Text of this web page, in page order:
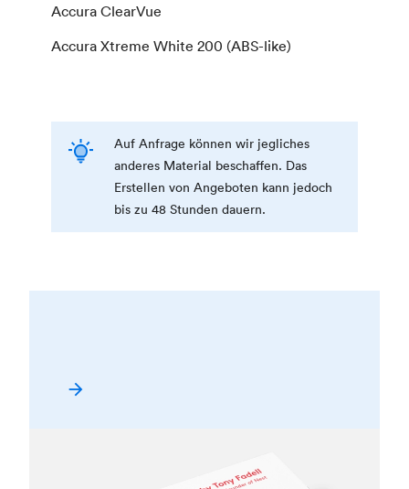
Accura ClearVue
Accura Xtreme White 200 (ABS-like)
Auf Anfrage können wir jegliches
anderes Material beschaffen. Das
Erstellen von Angeboten kann jedoch
bis zu 48 Stunden dauern.